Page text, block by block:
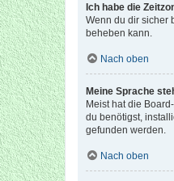
Ich habe die
Wenn du dir sicher
beheben kann.
Nach oben
Meine Sprache
Meist hat die
du benötigst,
gefunden werden.
Nach oben